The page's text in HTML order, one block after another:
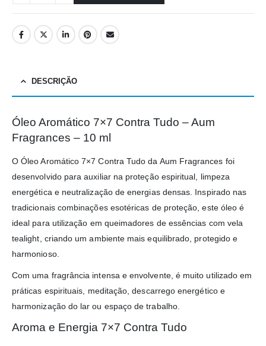
DESCRIÇÃO
Óleo Aromático 7×7 Contra Tudo – Aum
Fragrances – 10 ml
O Óleo Aromático 7×7 Contra Tudo da Aum Fragrances foi
desenvolvido para auxiliar na proteção espiritual, limpeza
energética e neutralização de energias densas. Inspirado nas
tradicionais combinações esotéricas de proteção, este óleo é
ideal para utilização em queimadores de essências com vela
tealight, criando um ambiente mais equilibrado, protegido e
harmonioso.
Com uma fragrância intensa e envolvente, é muito utilizado em
práticas espirituais, meditação, descarrego energético e
harmonização do lar ou espaço de trabalho.
Aroma e Energia 7×7 Contra Tudo